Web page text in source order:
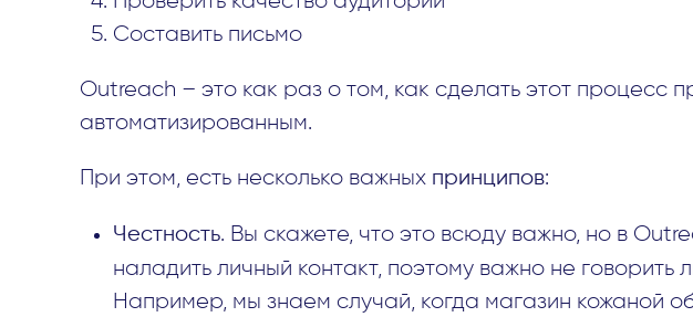
Составить письмо
Outreach – это как раз о том, как сделать этот процесс
автоматизированным.
При этом, есть несколько важных принципов:
Честность. Вы скажете, что это всюду важно, но в
наладить личный контакт, поэтому важно не говорить
Например, мы знаем случай, когда магазин кожаной